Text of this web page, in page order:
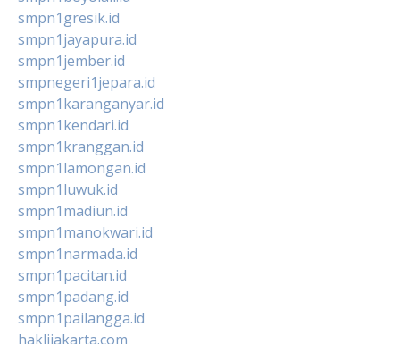
smpn1gresik.id
smpn1jayapura.id
smpn1jember.id
smpnegeri1jepara.id
smpn1karanganyar.id
smpn1kendari.id
smpn1kranggan.id
smpn1lamongan.id
smpn1luwuk.id
smpn1madiun.id
smpn1manokwari.id
smpn1narmada.id
smpn1pacitan.id
smpn1padang.id
smpn1pailangga.id
haklijakarta.com